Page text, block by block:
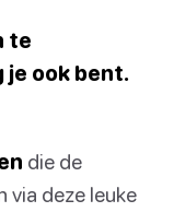
te
je ook bent.
die de
via deze leuke